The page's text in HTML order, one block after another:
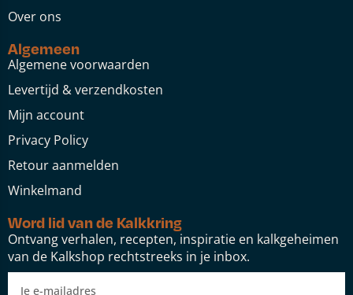
Over ons
Algemeen
Algemene voorwaarden
Levertijd & verzendkosten
Mijn account
Privacy Policy
Retour aanmelden
Winkelmand
Word lid van de Kalkkring
Ontvang verhalen, recepten, inspiratie en kalkgeheimen
van de Kalkshop rechtstreeks in je inbox.